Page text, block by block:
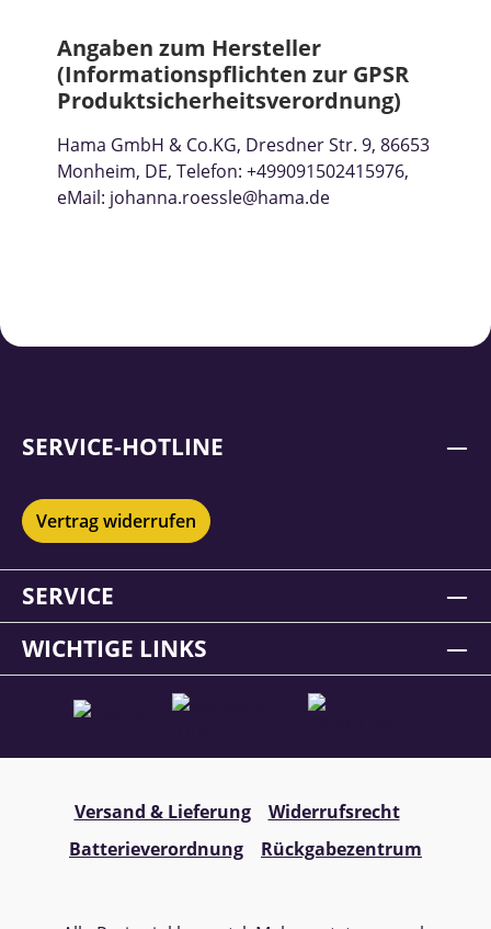
Angaben zum Hersteller
(Informationspflichten zur GPSR
Produktsicherheitsverordnung)
Hama GmbH & Co.KG, Dresdner Str. 9, 86653
Monheim, DE, Telefon: +499091502415976,
eMail: johanna.roessle@hama.de
SERVICE-HOTLINE
Vertrag widerrufen
SERVICE
WICHTIGE LINKS
Versand & Lieferung
Widerrufsrecht
Batterieverordnung
Rückgabezentrum